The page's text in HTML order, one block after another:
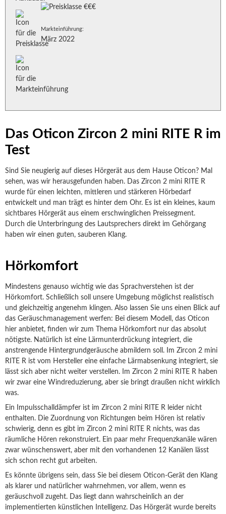
Das Oticon Zircon 2 mini RITE R im
Test
Sind Sie neugierig auf dieses Hörgerät aus dem Hause Oticon? Mal
sehen, was wir herausgefunden haben. Das Zircon 2 mini RITE R
wurde für einen leichten, mittleren und stärkeren Hörbedarf
entwickelt und man trägt es hinter dem Ohr. Es ist ein kleines, kaum
sichtbares Hörgerät aus einem erschwinglichen Preissegment.
Durch die Unterbringung des Lautsprechers direkt im Gehörgang
haben wir einen guten, sauberen Klang.
Hörkomfort
Mindestens genauso wichtig wie das Sprachverstehen ist der
Hörkomfort. Schließlich soll unsere Umgebung möglichst realistisch
und gleichzeitig angenehm klingen. Also lassen Sie uns einen Blick auf
das Geräuschmanagement werfen: Bei diesem Modell, das Oticon
hier anbietet, finden wir zum Thema Hörkomfort nur das absolut
nötigste. Natürlich ist eine Lärmunterdrückung integriert, die
anstrengende Hintergrundgeräusche abmildern soll. Im Zircon 2 mini
RITE R ist vom Hersteller eine einfache Lärmabsenkung integriert, sie
lässt sich aber nicht weiter verstellen. Im Zircon 2 mini RITE R haben
wir zwar eine Windreduzierung, aber sie bringt draußen nicht wirklich
was.
Ein Impulsschalldämpfer ist im Zircon 2 mini RITE R leider nicht
enthalten. Die Zuordnung von Richtungen beim Hören ist relativ
schwierig, denn es gibt im Zircon 2 mini RITE R nichts, was das
räumliche Hören rekonstruiert. Ein paar mehr Frequenzkanäle wären
zwar wünschenswert, aber mit den vorhandenen 12 Kanälen lässt
sich schon recht gut arbeiten.
Es könnte übrigens sein, dass Sie bei diesem Oticon-Gerät den Klang
als klarer und natürlicher wahrnehmen, vor allem, wenn es
geräuschvoll zugeht. Das liegt dann wahrscheinlich an der
implementierten künstlichen Intelligenz. Das Hörgerät wurde bereits
Markteinführung:
März 2022